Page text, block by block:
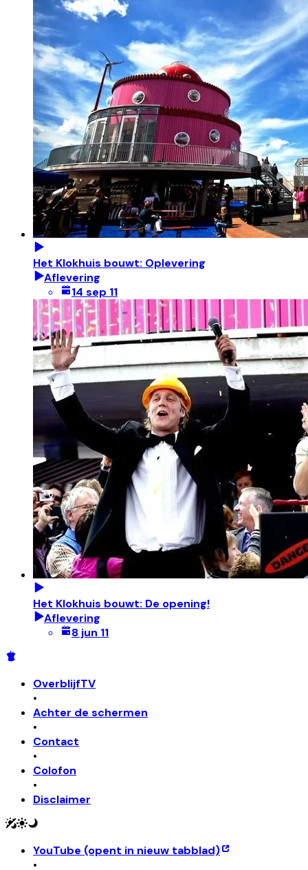
Het Klokhuis bouwt: Oplevering
Aflevering
14 sep 11
Het Klokhuis bouwt: De opening!
Aflevering
8 jun 11
OverblijfTV
•
Achter de schermen
•
Contact
•
Colofon
•
Disclaimer
YouTube (opent in nieuw tabblad)
•